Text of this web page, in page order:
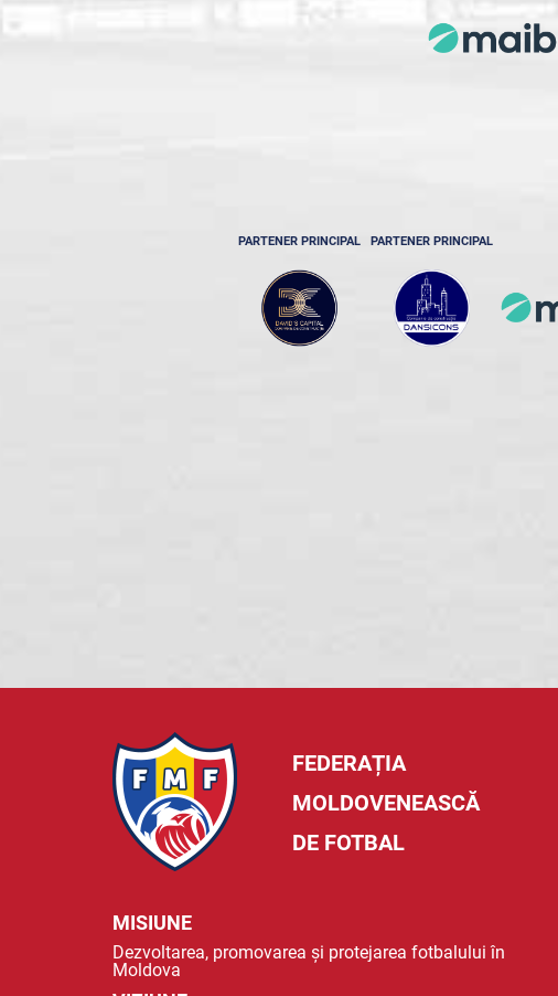
PARTENER PRINCIPAL PARTENER PRINCIPAL
FEDERAȚIA
MOLDOVENEASCĂ
DE FOTBAL
MISIUNE
Dezvoltarea, promovarea și protejarea fotbalului în
Moldova